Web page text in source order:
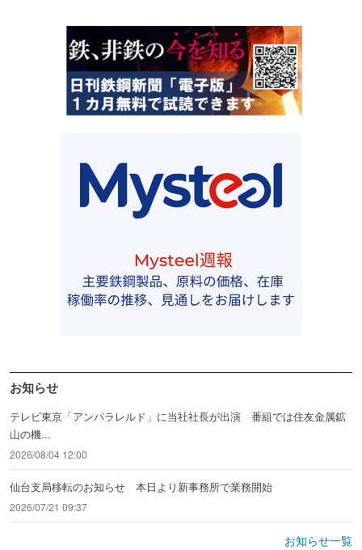
お知らせ
テレビ東京「アンパラレルド」に当社社長が出演 番組では住友金属鉱
山の機...
2026/08/04 12:00
仙台支局移転のお知らせ 本日より新事務所で業務開始
2026/07/21 09:37
お知らせ一覧